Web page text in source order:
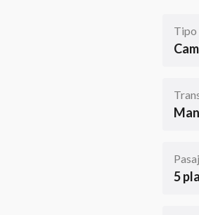
Tipo
5